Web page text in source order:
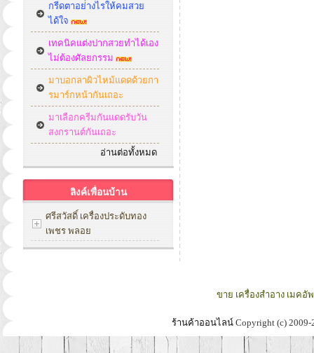
กรีดตาอย่่างไรให้คมสวย
ได้ใจ
เทคนิคแต่งปากสวยทำได้เอง
ไม่ต้องศัลยกรรม
มาบอกลาผิวไหม้แดดด้วยกา
รมาร์กหน้ากันเถอะ
มาเลือกครีมกันแดดรับวัน
สงกรานต์กันเถอะ
อ่านต่อทั้งหมด
ลิงค์เพื่อนบ้าน
ศรีสวัสดิ์ เครื่องประดับทอง
เพชร พลอย
ขาย เครื่องสำอาง เมค
ร้านค้าออนไลน์Copyright (c)